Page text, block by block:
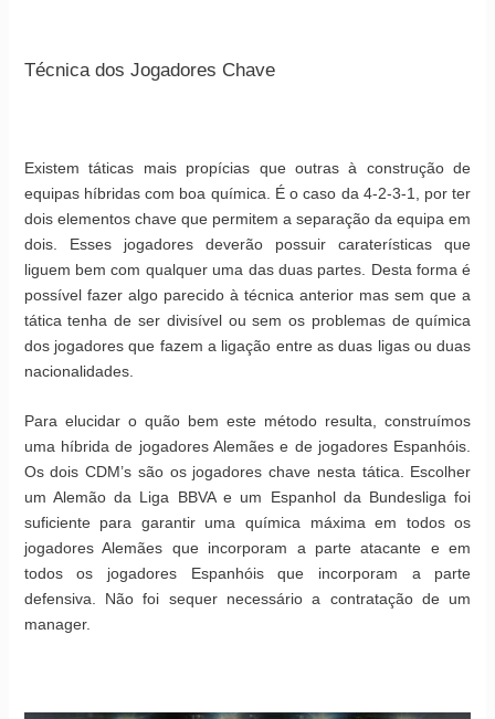
Técnica dos Jogadores Chave
Existem táticas mais propícias que outras à construção de
equipas híbridas com boa química. É o caso da 4-2-3-1, por ter
dois elementos chave que permitem a separação da equipa em
dois. Esses jogadores deverão possuir caraterísticas que
liguem bem com qualquer uma das duas partes. Desta forma é
possível fazer algo parecido à técnica anterior mas sem que a
tática tenha de ser divisível ou sem os problemas de química
dos jogadores que fazem a ligação entre as duas ligas ou duas
nacionalidades.
Para elucidar o quão bem este método resulta, construímos
uma híbrida de jogadores Alemães e de jogadores Espanhóis.
Os dois CDM’s são os jogadores chave nesta tática. Escolher
um Alemão da Liga BBVA e um Espanhol da Bundesliga foi
suficiente para garantir uma química máxima em todos os
jogadores Alemães que incorporam a parte atacante e em
todos os jogadores Espanhóis que incorporam a parte
defensiva. Não foi sequer necessário a contratação de um
manager.